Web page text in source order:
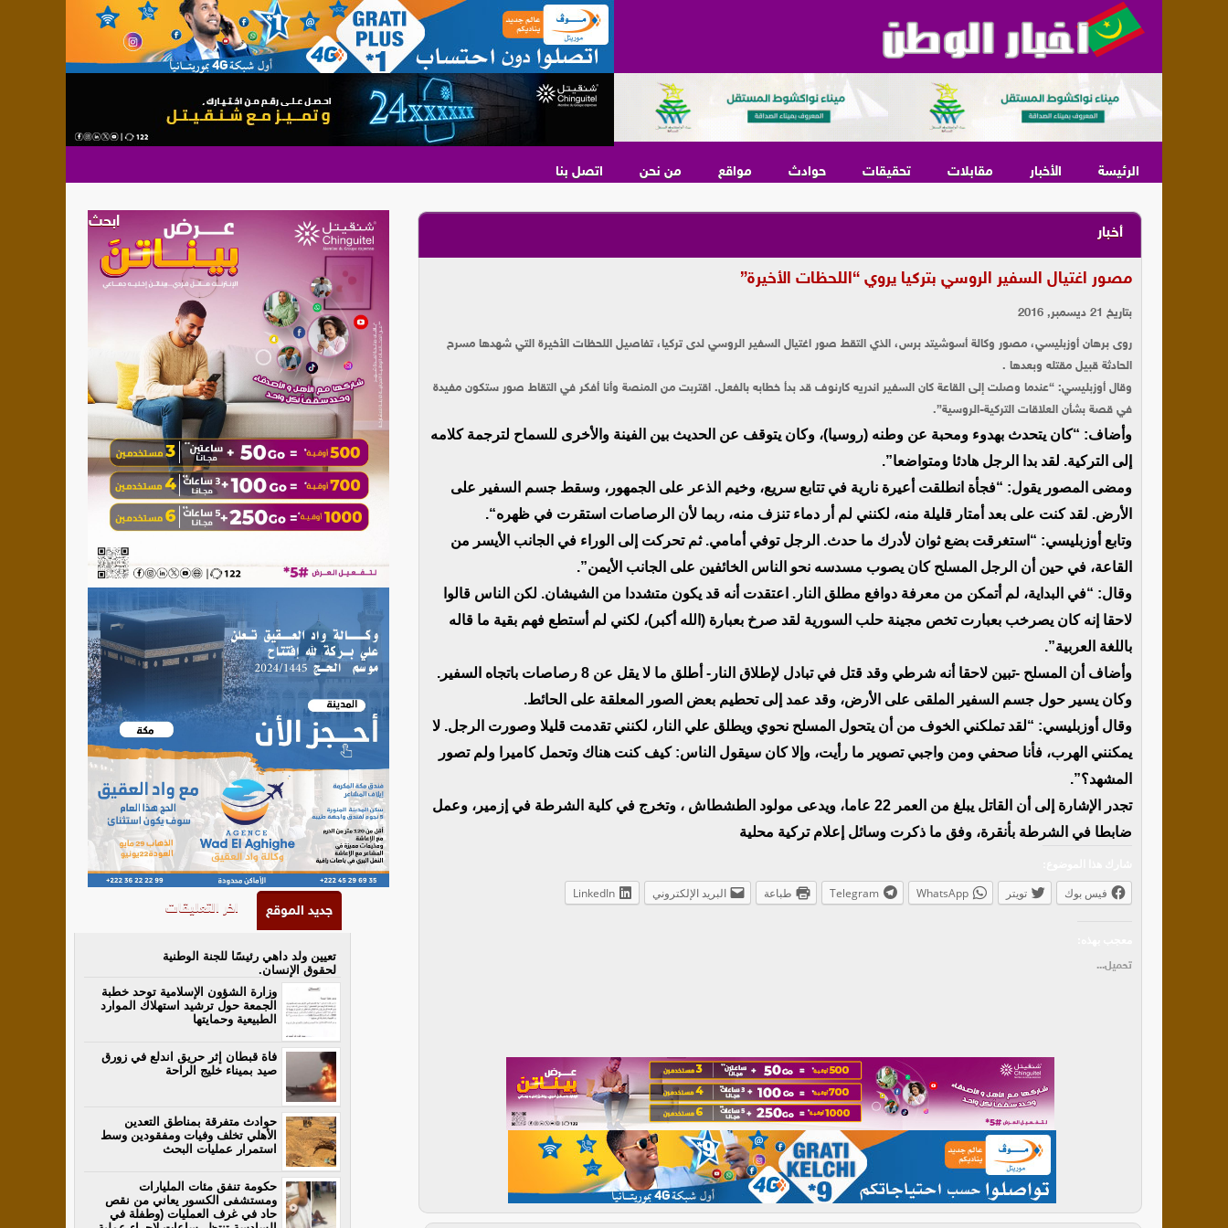
الرئيسة الأخبار مقابلات تحقيقات حوادث مواقع من نحن اتصل بنا
أخبار
مصور اغتيال السفير الروسي بتركيا يروي “اللحظات الأخيرة”
بتاريخ 21 ديسمبر, 2016
روى برهان أوزبليسي، مصور وكالة أسوشيتد برس، الذي التقط صور اغتيال السفير الروسي لدى تركيا، تفاصيل اللحظات الأخيرة التي شهدها مسرح
الحادثة قبيل مقتله وبعدها .
وقال أوزبليسي: “عندما وصلت إلى القاعة كان السفير اندريه كارنوف قد بدأ خطابه بالفعل. اقتربت من المنصة وأنا أفكر في التقاط صور ستكون مفيدة
في قصة بشأن العلاقات التركية-الروسية”.
وأضاف: “كان يتحدث بهدوء ومحبة عن وطنه (روسيا)، وكان يتوقف عن الحديث بين الفينة والأخرى للسماح لترجمة كلامه
إلى التركية. لقد بدا الرجل هادئا ومتواضعا”.
ومضى المصور يقول: “فجأة انطلقت أعيرة نارية في تتابع سريع، وخيم الذعر على الجمهور، وسقط جسم السفير على
الأرض. لقد كنت على بعد أمتار قليلة منه، لكنني لم أر دماء تنزف منه، ربما لأن الرصاصات استقرت في ظهره“.
وتابع أوزبليسي: “استغرقت بضع ثوان لأدرك ما حدث. الرجل توفي أمامي. ثم تحركت إلى الوراء في الجانب الأيسر من
القاعة، في حين أن الرجل المسلح كان يصوب مسدسه نحو الناس الخائفين على الجانب الأيمن”.
وقال: “في البداية، لم أتمكن من معرفة دوافع مطلق النار. اعتقدت أنه قد يكون متشددا من الشيشان. لكن الناس قالوا
لاحقا إنه كان يصرخب بعبارت تخص مجينة حلب السورية لقد صرخ بعبارة (الله أكبر)، لكني لم أستطع فهم بقية ما قاله
باللغة العربية”.
وأضاف أن المسلح -تبين لاحقا أنه شرطي وقد قتل في تبادل لإطلاق النار- أطلق ما لا يقل عن 8 رصاصات باتجاه السفير.
وكان يسير حول جسم السفير الملقى على الأرض، وقد عمد إلى تحطيم بعض الصور المعلقة على الحائط.
وقال أوزبليسي: “لقد تملكني الخوف من أن يتحول المسلح نحوي ويطلق علي النار، لكنني تقدمت قليلا وصورت الرجل. لا
يمكنني الهرب، فأنا صحفي ومن واجبي تصوير ما رأيت، وإلا كان سيقول الناس: كيف كنت هناك وتحمل كاميرا ولم تصور
المشهد؟”.
تجدر الإشارة إلى أن القاتل يبلغ من العمر 22 عاما، ويدعى مولود الطشطاش
، وتخرج في كلية الشرطة في إزمير، وعمل
ضابطا في الشرطة بأنقرة، وفق ما ذكرت وسائل إعلام تركية محلية
فيس بوك تويتر WhatsApp
Telegram طباعة البريد الإلكتروني LinkedIn
تحميل...
جديد الموقع اخر التعليقات
تعيين ولد داهي رئيسًا للجنة الوطنية
لحقوق الإنسان.
وزارة الشؤون الإسلامية توحد خطبة
الجمعة حول ترشيد استهلاك الموارد
الطبيعية وحمايتها
فاة قبطان إثر حريق اندلع في زورق
صيد بميناء خليج الراحة
حوادث متفرقة بمناطق التعدين
الأهلي تخلف وفيات ومفقودين وسط
استمرار عمليات البحث
حكومة تنفق مئات المليارات
ومستشفى الكسور يعاني من نقص
حاد في غرف العمليات (وطفلة في